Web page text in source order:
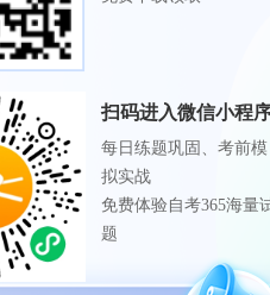
扫码进入微信小程
每日练题巩固、考前模
拟实战
免费体验自考365海量
题